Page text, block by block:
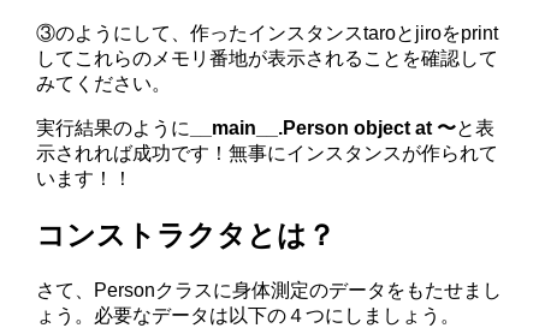
③のようにして、作ったインスタンスtaroとjiroをprint
してこれらのメモリ番地が表示されることを確認して
みてください。
実行結果のように __main__.Person object at 〜と表
示されれば成功です！無事にインスタンスが作られて
います！！
コンストラクタとは？
さて、Personクラスに身体測定のデータをもたせまし
ょう。必要なデータは以下の４つにしましょう。